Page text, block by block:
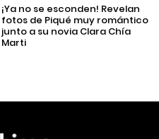
¡Ya no se esconden! Revelan
fotos de Piqué muy romántico
junto a su novia Clara Chía
Marti